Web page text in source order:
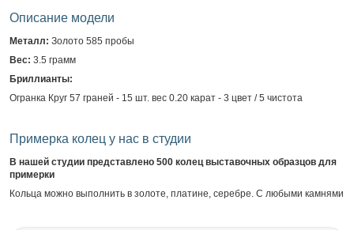
Описание модели
Металл: Золото 585 пробы
Вес: 3.5 грамм
Бриллианты:
Огранка Круг 57 граней - 15 шт. вес 0.20 карат - 3 цвет / 5 чистота
Примерка колец у нас в студии
В нашей студии представлено 500 колец выставочных образцов для
примерки
Кольца можно выполнить в золоте, платине, серебре. С любыми камнями